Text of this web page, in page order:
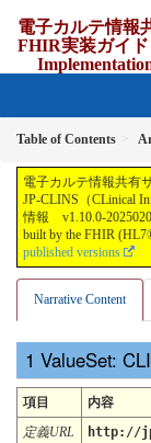
電子カルテ情報
FHIR実装ガイ
Table of Contents
電子カルテ情報共有
JP-CLINS（CLinical
情報 v1.10.0-
built by the FHIR
published versions
Narrative Content
ValueSet:
項目
内容
定義URL
http://